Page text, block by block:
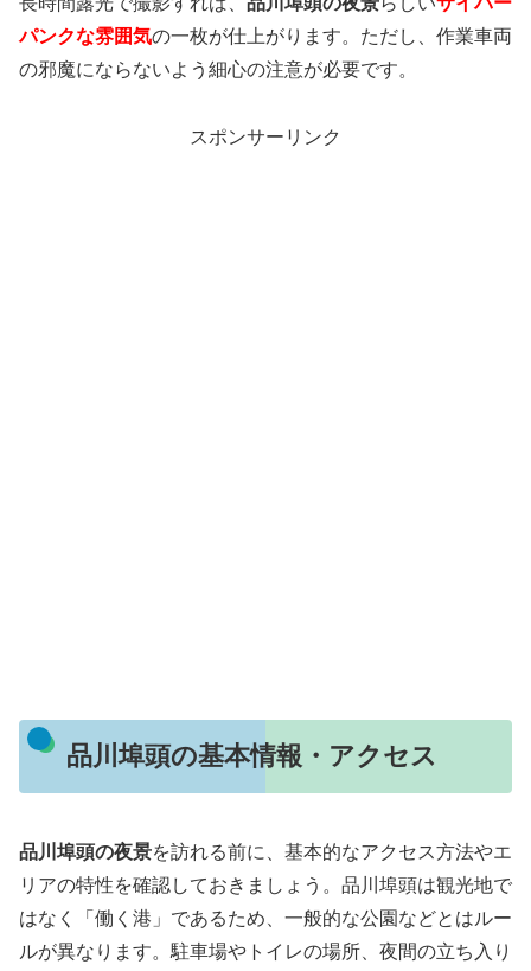
パンクな雰囲気の一枚が仕上がります。ただし、作業車両
の邪魔にならないよう細心の注意が必要です。
スポンサーリンク
品川埠頭の基本情報・アクセス
品川埠頭の夜景を訪れる前に、基本的なアクセス方法やエ
リアの特性を確認しておきましょう。品川埠頭は観光地で
はなく「働く港」であるため、一般的な公園などとはルー
ルが異なります。駐車場やトイレの場所、夜間の立ち入り